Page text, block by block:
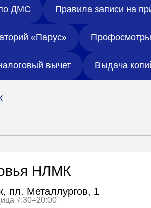
ДМС Правила записи на
«Парус» Профосмотры
вычет Выдача
НЛМК
пл. Металлургов, 1
7:30–20:00